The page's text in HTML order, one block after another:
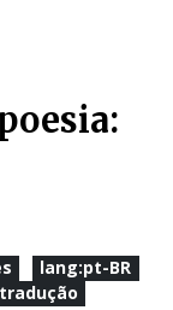
lang:pt-BR
tradução